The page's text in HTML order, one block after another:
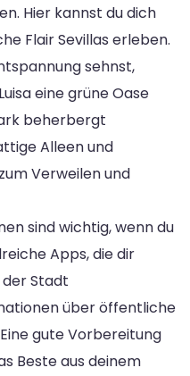
Hier kannst du dich
Flair Sevillas erleben.
sehnst,
eine grüne Oase
beherbergt
Alleen und
Verweilen und
sind wichtig, wenn du
Apps, die dir
Stadt
über öffentliche
gute Vorbereitung
Beste aus deinem